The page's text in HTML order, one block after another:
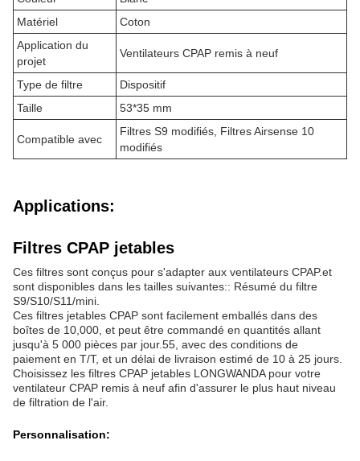
Matériel
Coton
Application du
projet
Ventilateurs CPAP remis à neuf
Type de filtre
Dispositif
Taille
53*35 mm
Compatible avec
Filtres S9 modifiés, Filtres Airsense 10
modifiés
Applications:
Filtres CPAP jetables
Ces filtres sont conçus pour s'adapter aux ventilateurs CPAP.et
sont disponibles dans les tailles suivantes:: Résumé du filtre
S9/S10/S11/mini.
Ces filtres jetables CPAP sont facilement emballés dans des
boîtes de 10,000, et peut être commandé en quantités allant
jusqu'à 5 000 pièces par jour.55, avec des conditions de
paiement en T/T, et un délai de livraison estimé de 10 à 25 jours.
Choisissez les filtres CPAP jetables LONGWANDA pour votre
ventilateur CPAP remis à neuf afin d'assurer le plus haut niveau
de filtration de l'air.
Personnalisation: